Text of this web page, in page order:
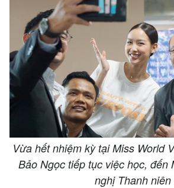
Vừa hết nhiệm kỳ tại Miss World
Bảo Ngọc tiếp tục việc học, đến
nghị Thanh niên